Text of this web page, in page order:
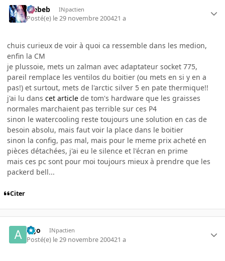
Trebeb INpactien
Posté(e) le 29 novembre 200421 a
chuis curieux de voir à quoi ca ressemble dans les medion,
enfin la CM
je plussoie, mets un zalman avec adaptateur socket 775,
pareil remplace les ventilos du boitier (ou mets en si y en a
pas!) et surtout, mets de l'arctic silver 5 en pate thermique!!
j'ai lu dans cet article de tom's hardware que les graisses
normales marchaient pas terrible sur ces P4
sinon le watercooling reste toujours une solution en cas de
besoin absolu, mais faut voir la place dans le boitier
sinon la config, pas mal, mais pour le meme prix acheté en
pièces détachées, j'ai eu le silence et l'écran en prime
mais ces pc sont pour moi toujours mieux à prendre que les
packerd bell...
Citer
Ago INpactien
Posté(e) le 29 novembre 200421 a